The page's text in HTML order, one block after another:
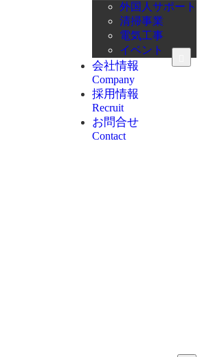
外国人サポート
清掃事業
電気工事
イベント
会社情報
Company
採用情報
Recruit
お問合せ
Contact